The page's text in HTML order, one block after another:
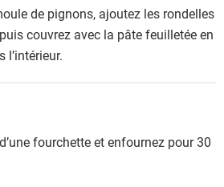
de pignons, ajoutez les rondelles
couvrez avec la pâte feuilletée en
l’intérieur.
fourchette et enfournez pour 30